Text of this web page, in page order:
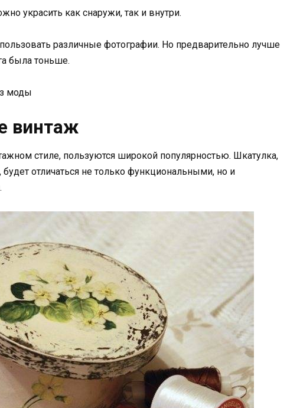
украсить как снаружи, так и внутри.
различные фотографии. Но предварительно лучше
была тоньше.
моды
винтаж
стиле, пользуются широкой популярностью. Шкатулка,
отличаться не только функциональными, но и